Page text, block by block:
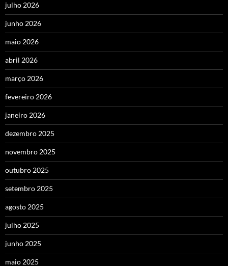
julho 2026
junho 2026
maio 2026
abril 2026
março 2026
fevereiro 2026
janeiro 2026
dezembro 2025
novembro 2025
outubro 2025
setembro 2025
agosto 2025
julho 2025
junho 2025
maio 2025